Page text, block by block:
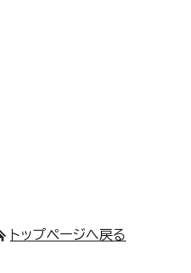
トップページへ戻る